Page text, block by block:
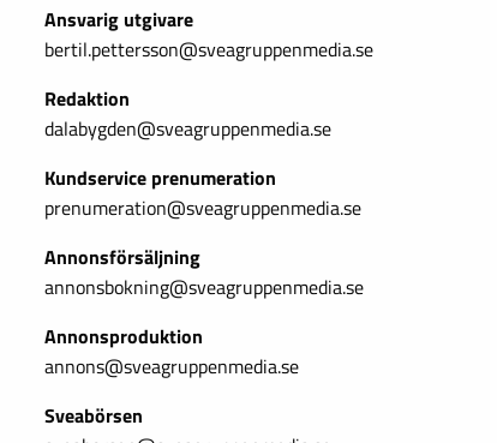
Ansvarig utgivare
bertil.pettersson@sveagruppenmedia.se
Redaktion
dalabygden@sveagruppenmedia.se
Kundservice prenumeration
prenumeration@sveagruppenmedia.se
Annonsförsäljning
annonsbokning@sveagruppenmedia.se
Annonsproduktion
annons@sveagruppenmedia.se
Sveabörsen